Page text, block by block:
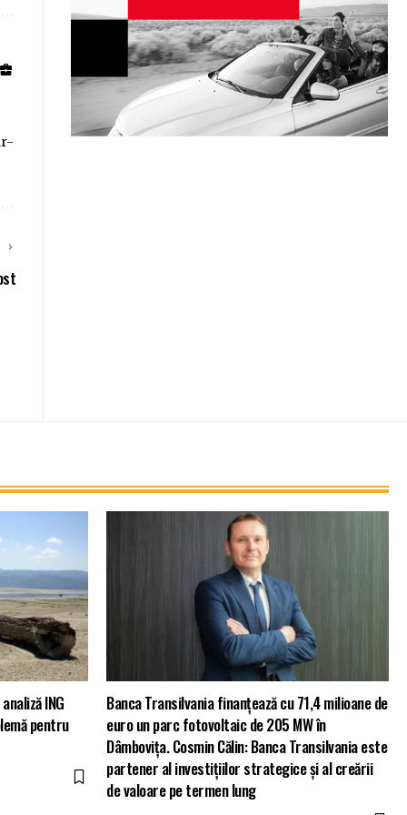
ING
pentru
Banca Transilvania finanțează cu 71,4 milioane de
euro un parc fotovoltaic de 205 MW în
Dâmbovița. Cosmin Călin: Banca Transilvania este
partener al investițiilor strategice și al creării
de valoare pe termen lung